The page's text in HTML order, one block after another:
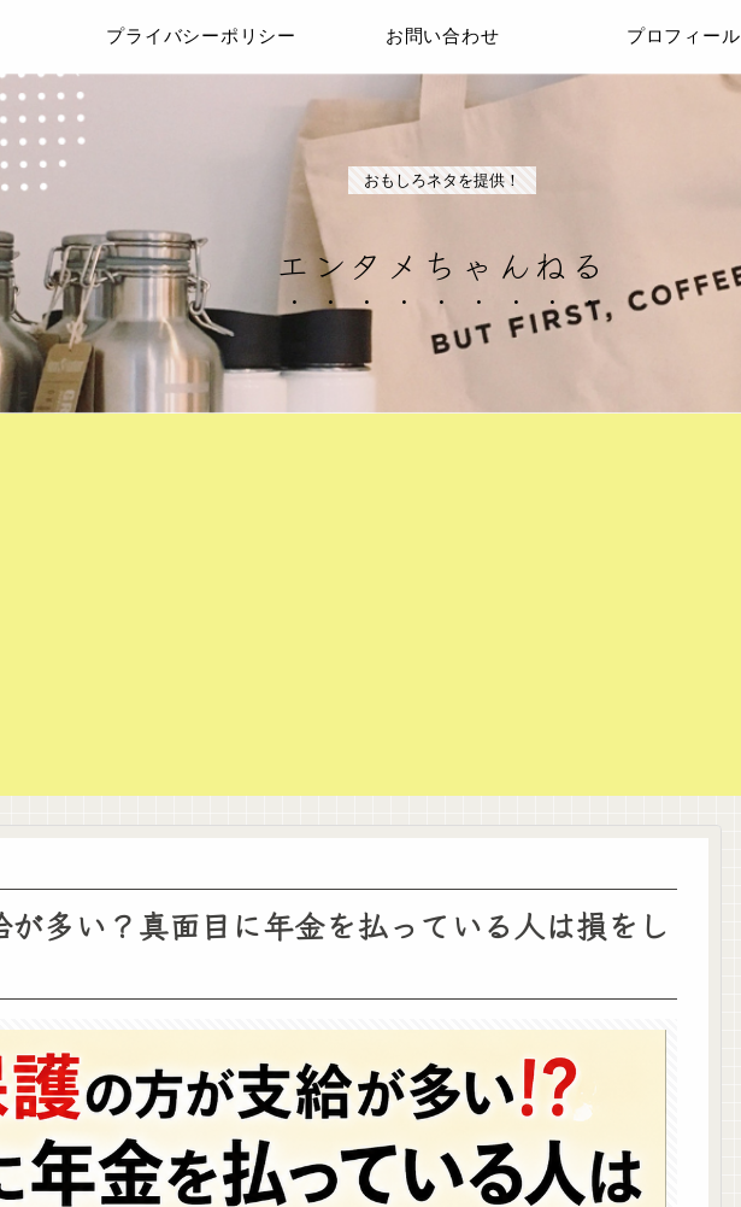
おもしろネタを提供！
エンタメちゃんねる
プライバシーポリシー お問い合わせ プロフィール
多い？真面目に年金を払っている人は損をし